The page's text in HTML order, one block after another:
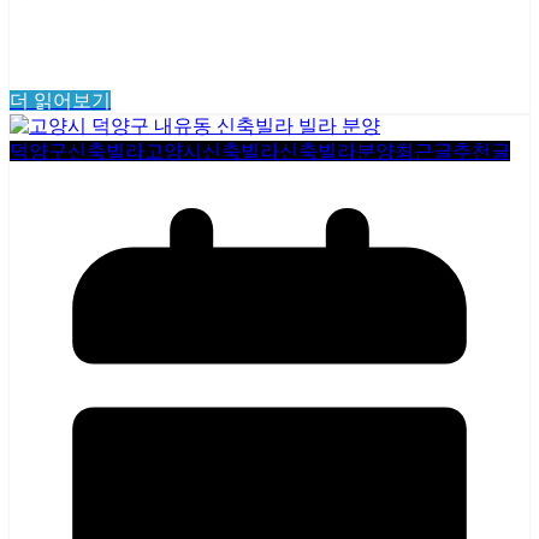
더 읽어보기
덕양구신축빌라고양시신축빌라신축빌라분양최근글추천글